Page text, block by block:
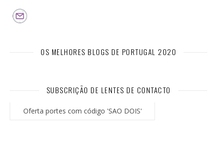
OS MELHORES BLOGS DE PORTUGAL 2020
SUBSCRIÇÃO DE LENTES DE CONTACTO
Oferta portes com código 'SAO DOIS'